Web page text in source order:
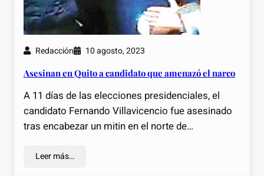
Redacción 10 agosto, 2023
Asesinan en Quito a candidato que amenazó el narco
A 11 días de las elecciones presidenciales, el
candidato Fernando Villavicencio fue asesinado
tras encabezar un mitin en el norte de…
Leer más…